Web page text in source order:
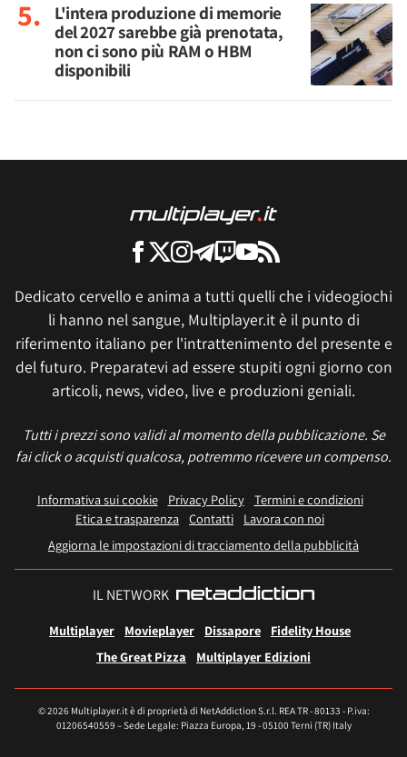
L'intera produzione di memorie
del 2027 sarebbe già prenotata,
non ci sono più RAM o HBM
disponibili
Dedicato cervello e anima a tutti quelli che i videogiochi
li hanno nel sangue, Multiplayer.it è il punto di
riferimento italiano per l'intrattenimento del presente e
del futuro. Preparatevi ad essere stupiti ogni giorno con
articoli, news, video, live e produzioni geniali.
Tutti i prezzi sono validi al momento della pubblicazione. Se
fai click o acquisti qualcosa, potremmo ricevere un compenso.
Informativa sui cookie Privacy Policy
Termini e condizioni
Etica e trasparenza Contatti
Lavora con noi
Aggiorna le impostazioni di tracciamento della pubblicità
IL NETWORK
Multiplayer Movieplayer Dissapore
Fidelity House
The Great Pizza
Multiplayer Edizioni
© 2026 Multiplayer.it è di proprietà di NetAddiction S.r.l. REA TR - 80133 - P.iva:
01206540559 – Sede Legale: Piazza Europa, 19 - 05100 Terni (TR) Italy